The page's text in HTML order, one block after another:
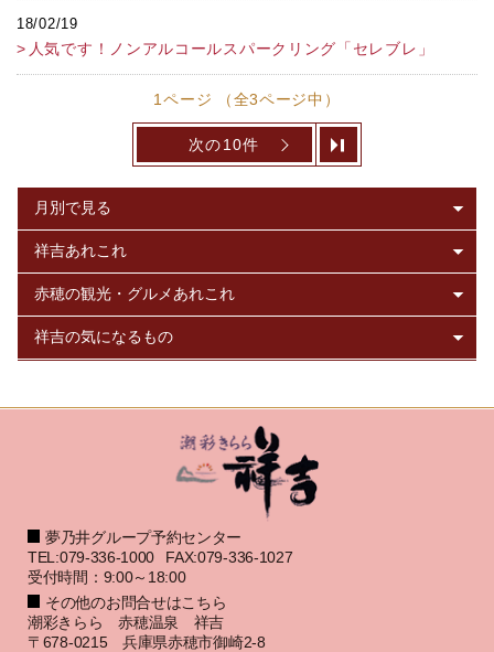
18/02/19
人気です！ノンアルコールスパークリング「セレブレ」
1ページ （全3ページ中）
次の10件
夢乃井グループ予約センター
TEL:079-336-1000
FAX:079-336-1027
受付時間：9:00～18:00
その他のお問合せはこちら
潮彩きらら 赤穂温泉 祥吉
〒678-0215 兵庫県赤穂市御崎2-8